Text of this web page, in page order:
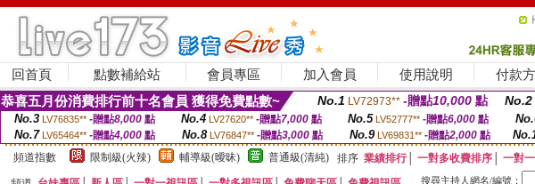
回首頁 點數補給站 會員專區 加入會員 使用說明 付款
恭喜五月份消費排行前十名會員 獲得免費點數~ No.1 LV72973** -贈點10,000 點 No.2
No.3 LV76835** -贈點8,000點 No.4 LV27620** -贈點7,000點 No.5 LV52777** -贈點6,000點
No.7 LV65464** -贈點4,000 點 No.8 LV76847** -贈點3,000 點 No.9 LV69831** -贈點2,000點
頻道指數 限制級(火辣) 輔導級(曖昧) 普通級(清純) 排序 業績排行│ 一對多收費排序
一對
搜尋主持人網名/編號：